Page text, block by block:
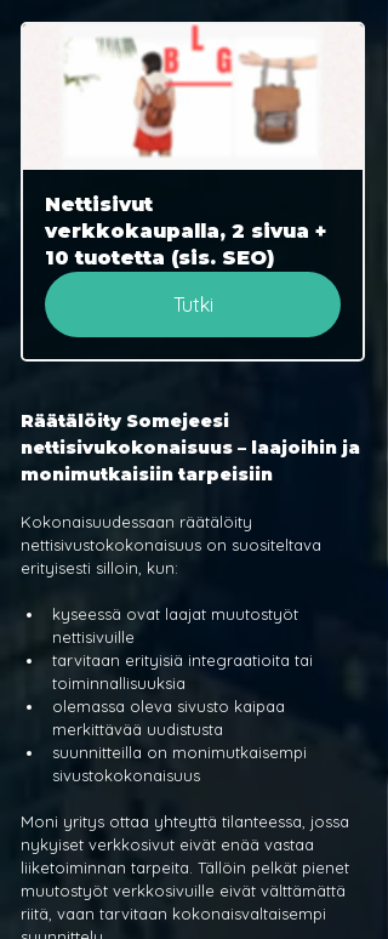
Nettisivut
verkkokaupalla, 2 sivua +
10 tuotetta (sis. SEO)
Tutki
Räätälöity Somejeesi
nettisivukokonaisuus – laajoihin ja
monimutkaisiin tarpeisiin
Kokonaisuudessaan räätälöity
nettisivustokokonaisuus on suositeltava
erityisesti silloin, kun:
kyseessä ovat laajat muutostyöt
nettisivuille
tarvitaan erityisiä integraatioita tai
toiminnallisuuksia
olemassa oleva sivusto kaipaa
merkittävää uudistusta
suunnitteilla on monimutkaisempi
sivustokokonaisuus
Moni yritys ottaa yhteyttä tilanteessa, jossa
nykyiset verkkosivut eivät enää vastaa
liiketoiminnan tarpeita. Tällöin pelkät pienet
muutostyöt verkkosivuille eivät välttämättä
riitä, vaan tarvitaan kokonaisvaltaisempi